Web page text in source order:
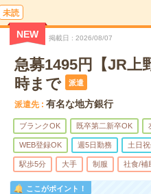
未読
NEW 掲載日 2026/08/07
急募1495円【JR上
時まで
派遣
派遣先 有名な地方銀行
ブランクOK 既卒第二新卒OK
WEB登録OK 週5日勤務 土日
駅歩5分 大手 制服 社食/補
ここがポイント！